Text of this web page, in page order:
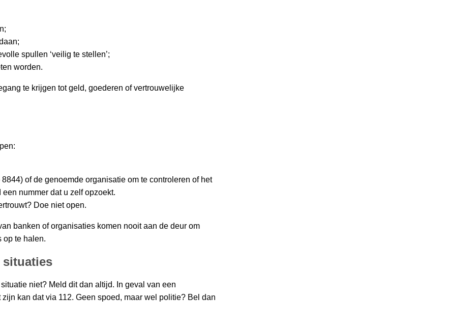
spullen ‘veilig te stellen’;
worden.
te krijgen tot geld, goederen of vertrouwelijke
of de genoemde organisatie om te controleren of het
nummer dat u zelf opzoekt.
Doe niet open.
banken of organisaties komen nooit aan de deur om
op te halen.
situaties
niet? Meld dit dan altijd. In geval van een
kan dat via 112. Geen spoed, maar wel politie? Bel dan